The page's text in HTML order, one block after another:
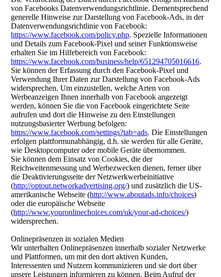
von Facebooks Datenverwendungsrichtlinie. Dementsprechend
generelle Hinweise zur Darstellung von Facebook-Ads, in der
Datenverwendungsrichtlinie von Facebook:
https://www.facebook.com/policy.php. Spezielle Informationen
und Details zum Facebook-Pixel und seiner Funktionsweise
erhalten Sie im Hilfebereich von Facebook:
https://www.facebook.com/business/help/651294705016616.
Sie können der Erfassung durch den Facebook-Pixel und
Verwendung Ihrer Daten zur Darstellung von Facebook-Ads
widersprechen. Um einzustellen, welche Arten von
Werbeanzeigen Ihnen innerhalb von Facebook angezeigt
werden, können Sie die von Facebook eingerichtete Seite
aufrufen und dort die Hinweise zu den Einstellungen
nutzungsbasierter Werbung befolgen:
https://www.facebook.com/settings?tab=ads. Die Einstellungen
erfolgen plattformunabhängig, d.h. sie werden für alle Geräte,
wie Desktopcomputer oder mobile Geräte übernommen.
Sie können dem Einsatz von Cookies, die der
Reichweitenmessung und Werbezwecken dienen, ferner über
die Deaktivierungsseite der Netzwerkwerbeinitiative
(http://optout.networkadvertising.org/) und zusätzlich die US-
amerikanische Webseite (http://www.aboutads.info/choices)
oder die europäische Webseite
(http://www.youronlinechoices.com/uk/your-ad-choices/)
widersprechen.
Onlinepräsenzen in sozialen Medien
Wir unterhalten Onlinepräsenzen innerhalb sozialer Netzwerke
und Plattformen, um mit den dort aktiven Kunden,
Interessenten und Nutzern kommunizieren und sie dort über
unsere Leistungen informieren zu können. Beim Aufruf der